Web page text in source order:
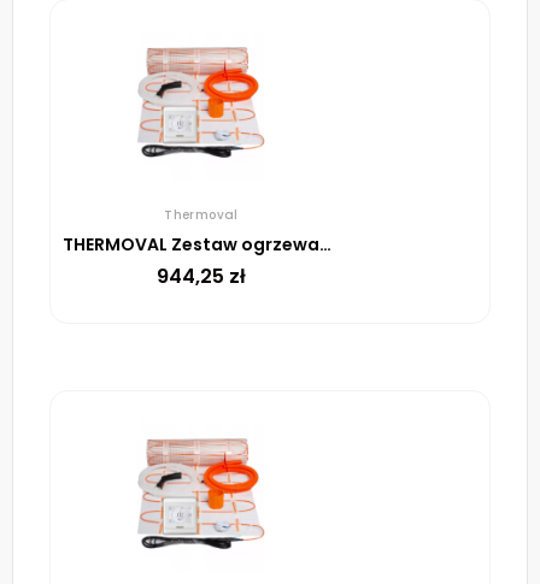
Thermoval
THERMOVAL Zestaw ogrzewania podłogowego – mata TV TO 6m² 170W/m² regulator TT 16 biały
944,25 zł